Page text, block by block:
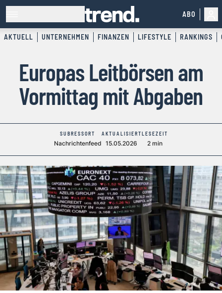
ABO
AKTUELL UNTERNEHMEN FINANZEN LIFESTYLE RANKINGS
Europas Leitbörsen am
Vormittag mit Abgaben
SUBRESSORT
Nachrichtenfeed
AKTUALISIERT
15.05.2026
LESEZEIT
2 min